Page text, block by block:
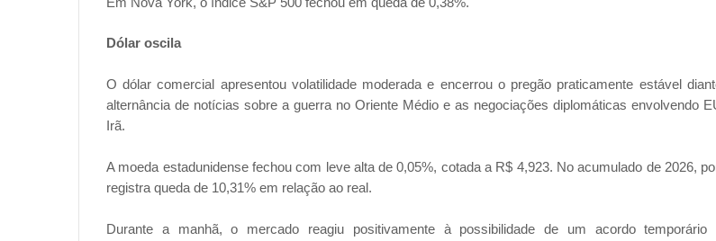
Dólar oscila
O dólar comercial apresentou volatilidade moderada e encerrou o pregão praticamente estável
alternância de notícias sobre a guerra no Oriente Médio e as negociações diplomáticas envolvendo
Irã.
A moeda estadunidense fechou com leve alta de 0,05%, cotada a R$ 4,923. No acumulado de 2026,
registra queda de 10,31% em relação ao real.
Durante a manhã, o mercado reagiu positivamente à possibilidade de um acordo temporário